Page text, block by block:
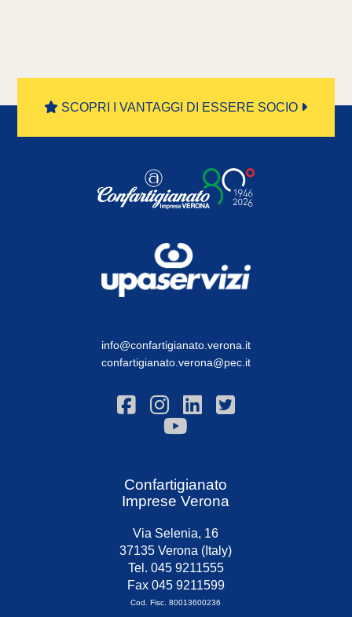
SCOPRI I VANTAGGI DI ESSERE SOCIO
info@confartigianato.verona.it
confartigianato.verona@pec.it
Confartigianato
Imprese Verona
Via Selenia, 16
37135 Verona (Italy)
Tel. 045 9211555
Fax 045 9211599
Cod. Fisc. 80013600236